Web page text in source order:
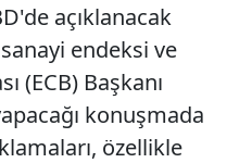
açıklanacak
endeksi ve
(ECB) Başkanı
konuşmada
özellikle